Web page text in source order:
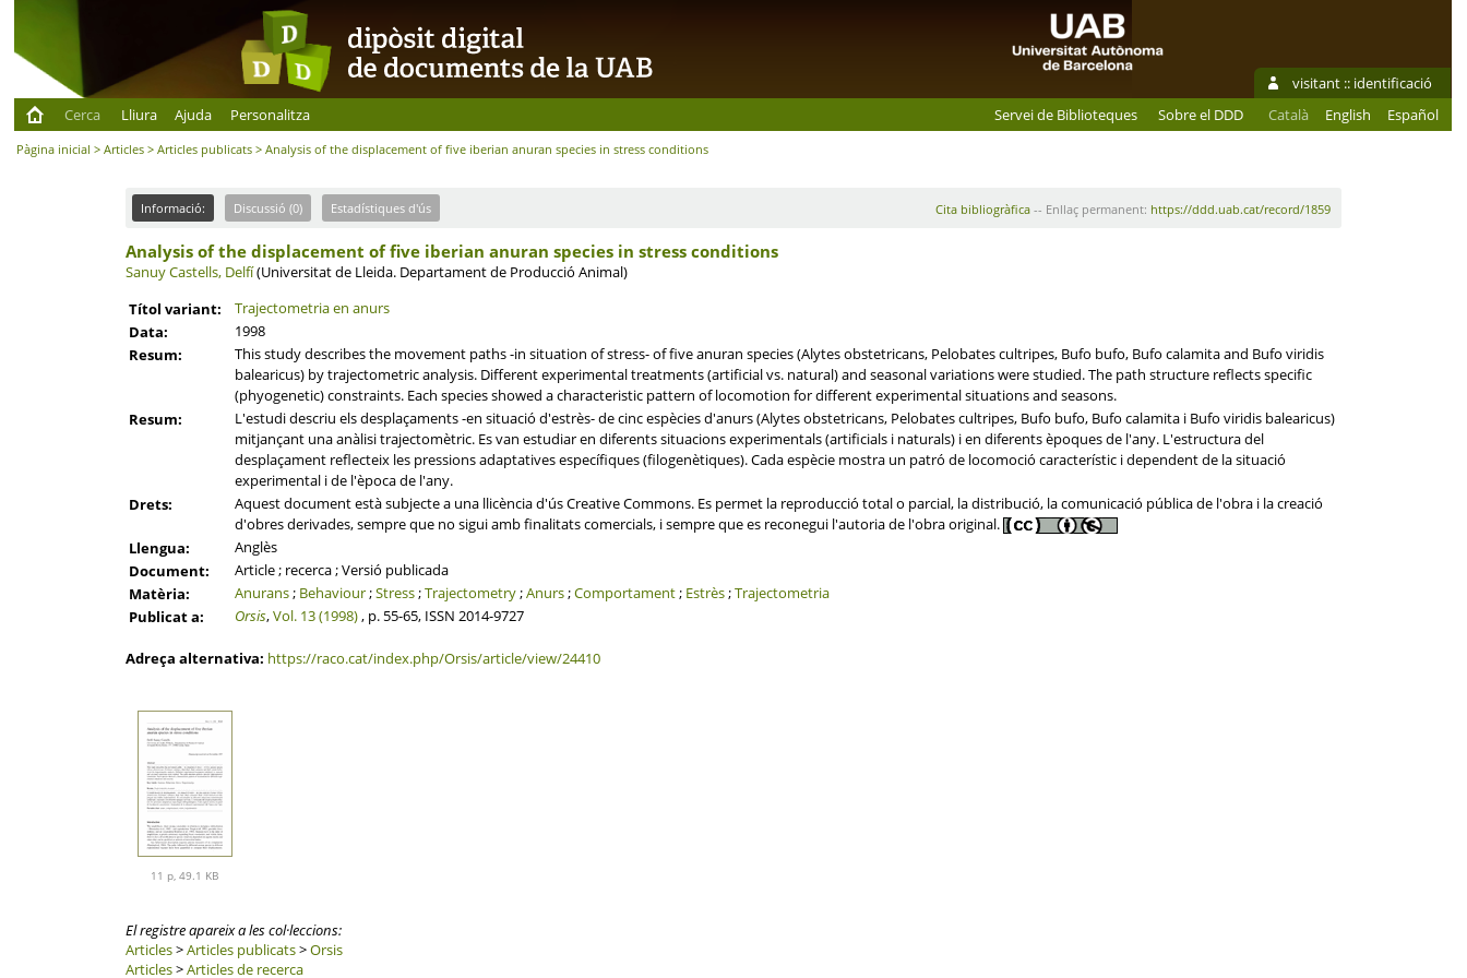
visitant :: identificació
Cerca
Lliura Ajuda Personalitza Servei de Biblioteques Sobre el DDD Català English Español
Pàgina inicial >Articles >Articles publicats > Analysis of the displacement of five iberian anuran species in stress conditions
Informació: Discussió (0) Estadístiques d'ús Cita bibliogràfica-- Enllaç permanent: https://ddd.uab.cat/record/1859
Analysis of the displacement of five iberian anuran species in stress conditions
Sanuy Castells, Delfí(Universitat de Lleida. Departament de Producció Animal)
Títol variant:
Trajectometria en anurs
Data:
1998
Resum:
This study describes the movement paths -in situation of stress- of five anuran species (Alytes obstetricans, Pelobates cultripes, Bufo bufo, Bufo calamita and Bufo viridis
balearicus) by trajectometric analysis. Different experimental treatments (artificial vs. natural) and seasonal variations were studied. The path structure reflects specific
(phyogenetic) constraints. Each species showed a characteristic pattern of locomotion for different experimental situations and seasons.
Resum:
L'estudi descriu els desplaçaments -en situació d'estrès- de cinc espècies d'anurs (Alytes obstetricans, Pelobates cultripes, Bufo bufo, Bufo calamita i Bufo viridis balearicus)
mitjançant una anàlisi trajectomètric. Es van estudiar en diferents situacions experimentals (artificials i naturals) i en diferents èpoques de l'any. L'estructura del
desplaçament reflecteix les pressions adaptatives específiques (filogenètiques). Cada espècie mostra un patró de locomoció característic i dependent de la situació
experimental i de l'època de l'any.
Drets:
Aquest document està subjecte a una llicència d'ús Creative Commons. Es permet la reproducció total o parcial, la distribució, la comunicació pública de l'obra i la creació
d'obres derivades, sempre que no sigui amb finalitats comercials, i sempre que es reconegui l'autoria de l'obra original.
Llengua:
Anglès
Document:
Article ; recerca ; Versió publicada
Matèria:
Anurans; Behaviour;Stress;Trajectometry;Anurs;Comportament; Estrès;Trajectometria
Publicat a:
Orsis,Vol. 13 (1998), p. 55-65, ISSN 2014-9727
Adreça alternativa: https://raco.cat/index.php/Orsis/article/view/24410
11 p, 49.1 KB
El registre apareix a les col·leccions:
Articles>Articles publicats>Orsis
Articles>Articles de recerca